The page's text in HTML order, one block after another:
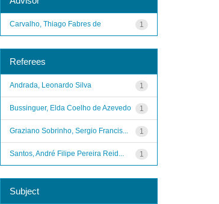
1
Carvalho, Thiago Fabres de
Referees
1
Andrada, Leonardo Silva
1
Bussinguer, Elda Coelho de Azevedo
1
Graziano Sobrinho, Sergio Francis...
1
Santos, André Filipe Pereira Reid...
Subject